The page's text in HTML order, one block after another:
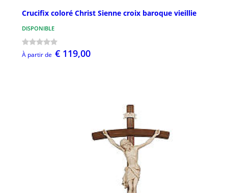
Crucifix coloré Christ Sienne croix baroque vieillie
DISPONIBLE
À partir de € 119,00